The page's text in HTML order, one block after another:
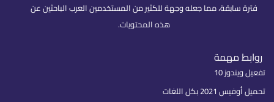
فترة سابقة، مما جعله وجهة للكثير من المستخدمين العرب الباحثين عن
هذه المحتويات.
روابط مهمة
تفعيل ويندوز 10
تحميل أوفيس 2021 بكل اللغات